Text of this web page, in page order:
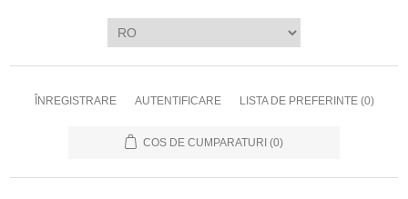
ÎNREGISTRARE AUTENTIFICARE LISTA DE PREFERINTE (0)
COS DE CUMPARATURI (0)